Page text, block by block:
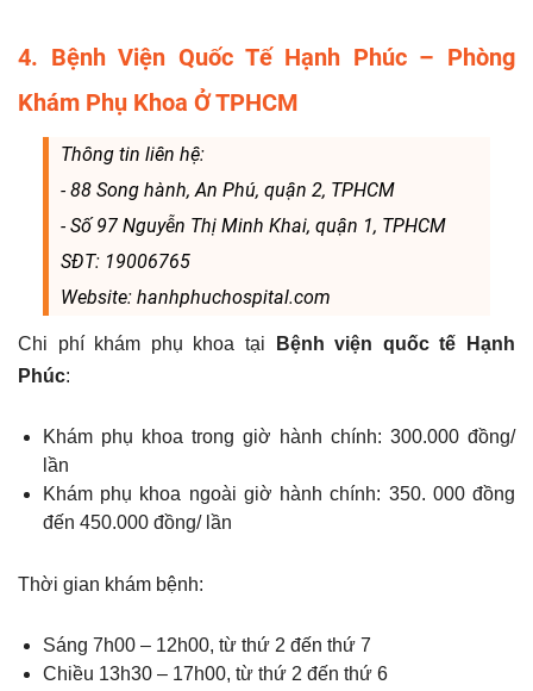
4. Bệnh Viện Quốc Tế Hạnh Phúc – Phòng
Khám Phụ Khoa Ở TPHCM
Thông tin liên hệ:
- 88 Song hành, An Phú, quận 2, TPHCM
- Số 97 Nguyễn Thị Minh Khai, quận 1, TPHCM
SĐT: 19006765
Website: hanhphuchospital.com
Chi phí khám phụ khoa tại
Bệnh viện quốc tế Hạnh
Phúc:
Khám phụ khoa trong giờ hành chính: 300.000 đồng/
lần
Khám phụ khoa ngoài giờ hành chính: 350. 000 đồng
đến 450.000 đồng/ lần
Thời gian khám bệnh:
Sáng 7h00 – 12h00, từ thứ 2 đến thứ 7
Chiều 13h30 – 17h00, từ thứ 2 đến thứ 6